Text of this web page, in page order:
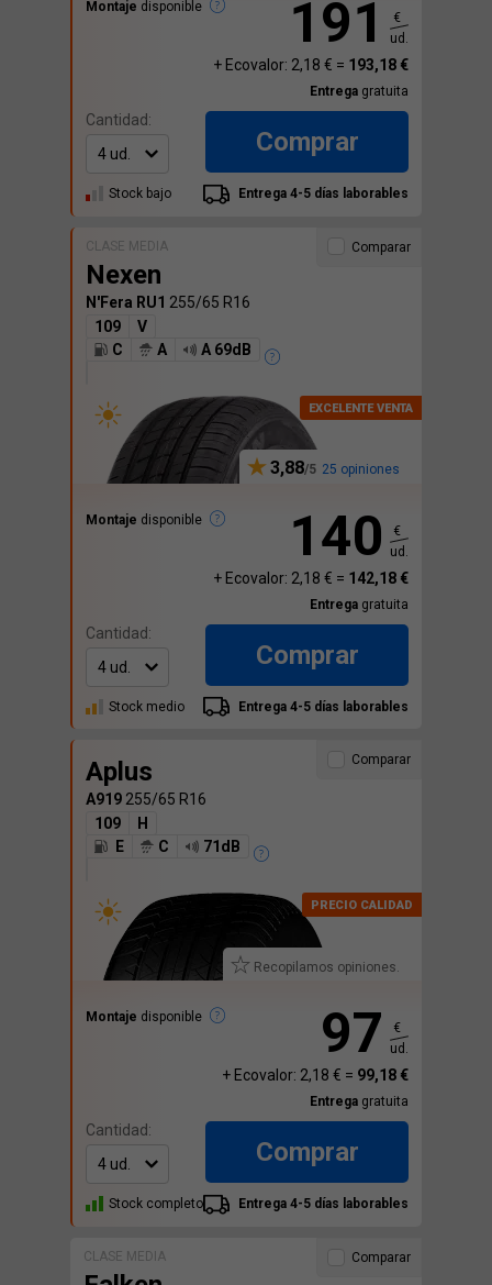
Montaje disponible 191
€
ud.
+ Ecovalor: 2,18 € = 193,18 €
Entrega gratuita
Cantidad:
Comprar
Stock bajo Entrega 4-5 días laborables
CLASE MEDIA
Nexen
N'Fera RU1 255/65 R16
109
V
C
A A 69dB
3,88 25 opiniones
Montaje disponible
Comparar
140
€
ud.
+ Ecovalor: 2,18 € = 142,18 €
Entrega gratuita
Cantidad:
Comprar
Stock medio Entrega 4-5 días laborables
Aplus
A919 255/65 R16
109
H
E
C 71dB
Recopilamos opiniones.
Montaje disponible
Comparar
97
€
ud.
+ Ecovalor: 2,18 € = 99,18 €
Entrega gratuita
Cantidad:
Comprar
Stock completo Entrega 4-5 días laborables
CLASE MEDIA Comparar